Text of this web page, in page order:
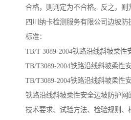
合格，则判定为不合格。反之，则
四川纳卡检测服务有限公司边坡
标准：
TB/T 3089-2004铁路沿线斜坡柔性
TB/T3089-2004铁路沿线斜坡柔性
TB/T3089-2004铁路沿线斜坡柔性
铁路沿线斜坡柔性安全边坡防护网
技术要求、试验方法、检验规则、